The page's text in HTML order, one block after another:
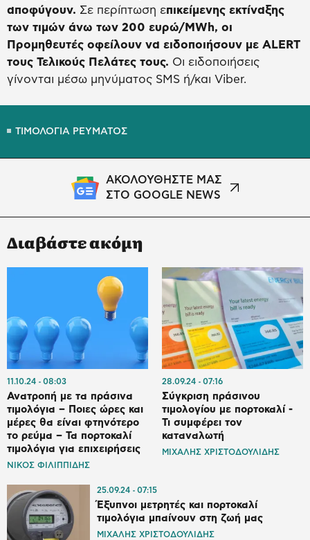
αποφύγουν. Σε περίπτωση επικείμενης εκτίναξης
των τιμών άνω των 200 ευρώ/MWh, οι
Προμηθευτές οφείλουν να ειδοποιήσουν με ALERT
τους Τελικούς Πελάτες τους. Οι ειδοποιήσεις
γίνονται μέσω μηνύματος SMS ή/και Viber.
ΤΙΜΟΛΟΓΙΑ ΡΕΥΜΑΤΟΣ
ΑΚΟΛΟΥΘΗΣΤΕ ΜΑΣ
ΣΤΟ GOOGLE NEWS
Διαβάστε ακόμη
11.10.24 08:03
Ανατροπή με τα πράσινα
τιμολόγια – Ποιες ώρες και
μέρες θα είναι φτηνότερο
το ρεύμα – Τα πορτοκαλί
τιμολόγια για επιχειρήσεις
ΝΙΚΟΣ ΦΙΛΙΠΠΙΔΗΣ
28.09.24 07:16
Σύγκριση πράσινου
τιμολογίου με πορτοκαλί -
Τι συμφέρει τον
καταναλωτή
ΜΙΧΑΛΗΣ ΧΡΙΣΤΟΔΟΥΛΙΔΗΣ
25.09.24 07:15
Έξυπνοι μετρητές και πορτοκαλί
τιμολόγια μπαίνουν στη ζωή μας
ΜΙΧΑΛΗΣ ΧΡΙΣΤΟΔΟΥΛΙΔΗΣ